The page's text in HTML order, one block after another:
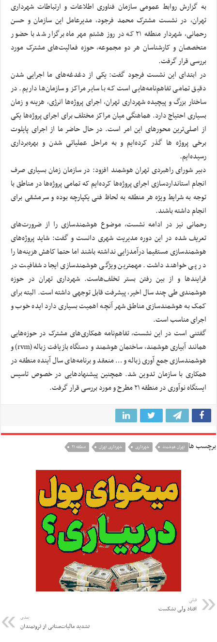
به گزارش روابط عمومی سازمان فناوری اطلاعات و ارتباطات شهرداری
تهران، در نشست مشترک محمد فرجود، مدیرعامل این سازمان و حسن
رحمانی، شهردار منطقه ۲۱ که در روز هشتم مهر ماه برگزار شد با حضور
متخصصان و کارشناسان هر دو مجموعه، حوزه‌ فعالیت‌های مشترک مورد
بررسی قرار گرفت.
در ابتدای این نشست فرجود گفت: یکی از دغدغه‌های ما اجرایی شدن
دقیق تمامی تفاهم‌نامه‌هایی است که با سایر مراکز و سازمان‌ها داریم. در
ساختار بزرگ و پیچیده شهرداری تهران، اجرای پروژه‌ها انرژی، هزینه و زمان
بسیاری احتیاج دارد. هماهنگی میان مراکز مختلف برای اجرای پروژه‌ها یکی
از اصلی‌ترین محورهای این امر است. در حال حاضر ما از اجرای پایلوت‌
برخی پروژه ها گذر کرده‌ایم و به مراحل عملیاتی شدن و بهره‌برداری
رسیده‌ایم.
دبیر شورای راهبردی تهران هوشمند افزود: در سازمان زمان بسیاری صرف
انجام استانداردسازی اجرای پروژه‌ها کرده‌ایم که تمامی پروژه‌ها در مناطق با
توجه به شرایط ویژه هر منطقه به لحاظ فنی یکپارچه بوده و سرمشقی برای
انجام داشته باشند.
رحمانی نیز در ادامه نشست، موضوع هوشمندسازی را از ضرورت‌های
تعریف شده در این دوره مدیریت شهری دانست و گفت: شاید پروژه‌های
هوشمندسازی مستقیما درآمدزایی نداشته باشند اما حتما کاهش هزینه‌ها را
در پی خواهند داشت. مهمترین ویژگی هوشمندسازی ایجاد شفافیت در
فرایندها و از بین رفتن بستر تخلف‌هاست. شهرداری تهران در حوزه
هوشمندی طی چند سال اخیر، پیشرفت قابل توجهی داشته است. البته برای
کمک به هوشمندسازی مناطق شهر آنچه اهمیت بسیاری دارد ایده خوب و
اجرای مناسب است.
گفتنی است در این نشست، تفاهم‌نامه همکاری‌های مشترک در حوزه‌هایی
همانند آبیاری هوشمند، ساختمان هوشمند و دستگاه بازیافت زباله (rvm) و
هوشمندسازی جمع آوری زباله و … منعقد و برنامه‌های سال آینده منطقه در
همکاری با سازمان تدوین شد. همچنین پیشنهادهایی در خصوص تاسیس
ایستگاه نوآوری در منطقه ۲۱ مطرح و مورد بررسی قرار گرفت.
برچسب ها تهران هوشمند شهرداری شهرداری تهران منطقه ۲۱
قبلی
افتاد ولی نشکست
بعدی
تشدید مالیات‌ستانی از ثروتمندان